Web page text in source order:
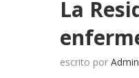
La
escrito por Admin